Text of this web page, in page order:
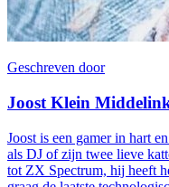
Geschreven door
Joost Klein
Joost is een gamer in hart
als DJ of zijn twee lieve
tot ZX Spectrum, hij heeft